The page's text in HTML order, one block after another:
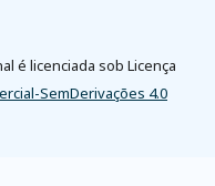
é licenciada sob Licença
SemDerivações 4.0